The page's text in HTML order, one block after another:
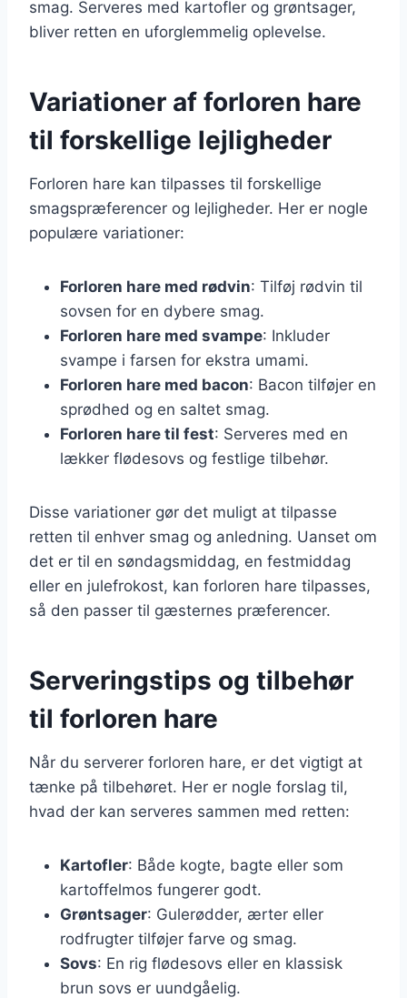
smag. Serveres med kartofler og grøntsager,
bliver retten en uforglemmelig oplevelse.
Variationer af forloren hare
til forskellige lejligheder
Forloren hare kan tilpasses til forskellige
smagspræferencer og lejligheder. Her er nogle
populære variationer:
Forloren hare med rødvin: Tilføj rødvin til
sovsen for en dybere smag.
Forloren hare med svampe: Inkluder
svampe i farsen for ekstra umami.
Forloren hare med bacon: Bacon tilføjer en
sprødhed og en saltet smag.
Forloren hare til fest: Serveres med en
lækker flødesovs og festlige tilbehør.
Disse variationer gør det muligt at tilpasse
retten til enhver smag og anledning. Uanset om
det er til en søndagsmiddag, en festmiddag
eller en julefrokost, kan forloren hare tilpasses,
så den passer til gæsternes præferencer.
Serveringstips og tilbehør
til forloren hare
Når du serverer forloren hare, er det vigtigt at
tænke på tilbehøret. Her er nogle forslag til,
hvad der kan serveres sammen med retten:
Kartofler: Både kogte, bagte eller som
kartoffelmos fungerer godt.
Grøntsager: Gulerødder, ærter eller
rodfrugter tilføjer farve og smag.
Sovs: En rig flødesovs eller en klassisk
brun sovs er uundgåelig.